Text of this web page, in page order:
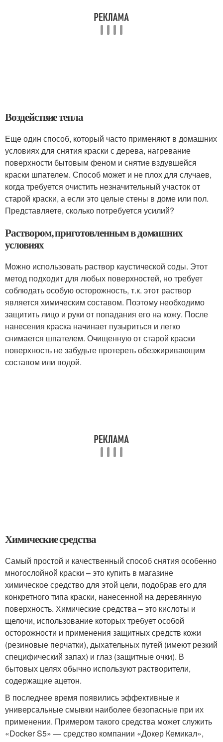
Воздействие тепла
Еще один способ, который часто применяют в домашних
условиях для снятия краски с дерева, нагревание
поверхности бытовым феном и снятие вздувшейся
краски шпателем. Способ может и не плох для случаев,
когда требуется очистить незначительный участок от
старой краски, а если это целые стены в доме или пол.
Представляете, сколько потребуется усилий?
Раствором, приготовленным в домашних
условиях
Можно использовать раствор каустической соды. Этот
метод подходит для любых поверхностей, но требует
соблюдать особую осторожность, т.к. этот раствор
является химическим составом. Поэтому необходимо
защитить лицо и руки от попадания его на кожу. После
нанесения краска начинает пузыриться и легко
снимается шпателем. Очищенную от старой краски
поверхность не забудьте протереть обезжиривающим
составом или водой.
Химические средства
Самый простой и качественный способ снятия особенно
многослойной краски – это купить в магазине
химическое средство для этой цели, подобрав его для
конкретного типа краски, нанесенной на деревянную
поверхность. Химические средства – это кислоты и
щелочи, использование которых требует особой
осторожности и применения защитных средств кожи
(резиновые перчатки), дыхательных путей (имеют резкий
специфический запах) и глаз (защитные очки). В
бытовых целях обычно используют растворители,
содержащие ацетон.
В последнее время появились эффективные и
универсальные смывки наиболее безопасные при их
применении. Примером такого средства может служить
«Docker S5» — средство компании «Докер Кемикал»,